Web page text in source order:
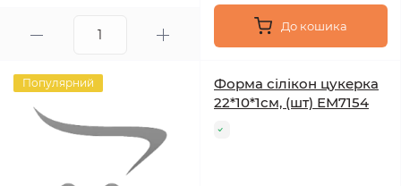
До кошика
Популярний
Форма сілікон цукерка
22*10*1см, (шт) ЕМ7154